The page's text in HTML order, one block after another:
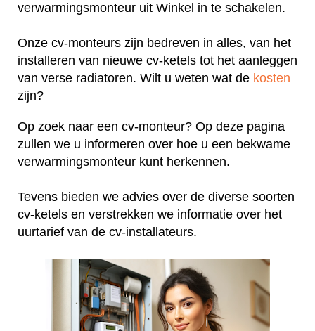
verwarmingsmonteur uit Winkel in te schakelen.
Onze cv-monteurs zijn bedreven in alles, van het
installeren van nieuwe cv-ketels tot het aanleggen
van verse radiatoren. Wilt u weten wat de kosten
zijn?
Op zoek naar een cv-monteur? Op deze pagina
zullen we u informeren over hoe u een bekwame
verwarmingsmonteur kunt herkennen.
Tevens bieden we advies over de diverse soorten
cv-ketels en verstrekken we informatie over het
uurtarief van de cv-installateurs.